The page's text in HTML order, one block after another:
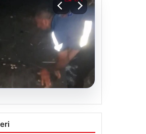
yönünü şaşıran